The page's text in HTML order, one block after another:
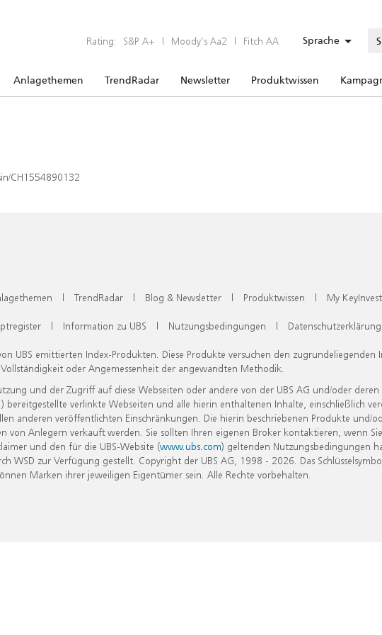
Rating: S&P A+ | Moody’s Aa2 | Fitch AA Sprache
Anlagethemen TrendRadar Newsletter Produktwissen
CH1554890132
| TrendRadar | Blog & Newsletter | Produktwissen | My KeyInvest
| Information zu UBS | Nutzungsbedingungen | Datenschutzerklärung
UBS emittierten Index-Produkten. Diese Produkte versuchen den zugrundeliegenden
oder Angemessenheit der angewandten Methodik.
und der Zugriff auf diese Webseiten oder andere von der UBS AG und/oder deren
verlinkte Webseiten und alle hierin enthaltenen Inhalte, einschließlich
anderen veröffentlichten Einschränkungen. Die hierin beschriebenen Produkte und/
Anlegern verkauft werden. Sie sollten Ihren eigenen Broker kontaktieren, wenn
und den für die UBS-Website (www.ubs.com) geltenden Nutzungsbedingungen
zur Verfügung gestellt. Copyright der UBS AG, 1998 - 2026. Das
Marken ihrer jeweiligen Eigentümer sein. Alle Rechte vorbehalten.